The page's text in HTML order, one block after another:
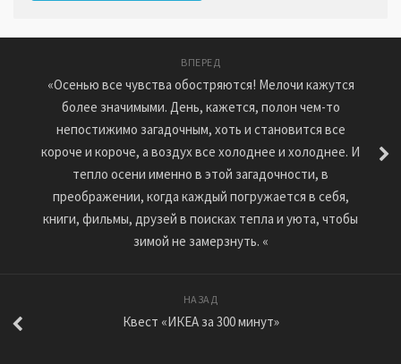
ВПЕРЕД
«Осенью все чувства обостряются! Мелочи кажутся
более значимыми. День, кажется, полон чем-то
непостижимо загадочным, хоть и становится все
короче и короче, а воздух все холоднее и холоднее. И
тепло осени именно в этой загадочности, в
преображении, когда каждый погружается в себя,
книги, фильмы, друзей в поисках тепла и уюта, чтобы
зимой не замерзнуть. «
НАЗАД
Квест «ИКЕА за 300 минут»